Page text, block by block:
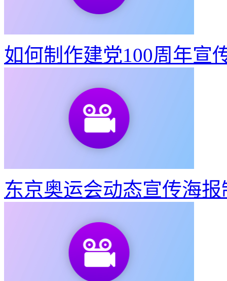
如何制作建党100周年宣
东京奥运会动态宣传海